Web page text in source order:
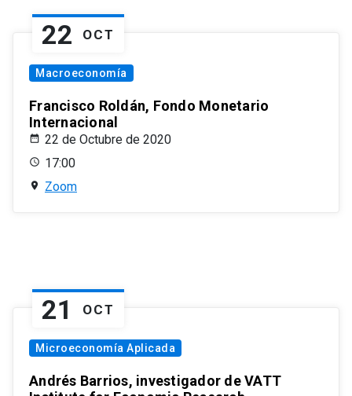
22 OCT
Macroeconomía
Francisco Roldán, Fondo Monetario
Internacional
22 de Octubre de 2020
17:00
Zoom
21 OCT
Microeconomía Aplicada
Andrés Barrios, investigador de VATT